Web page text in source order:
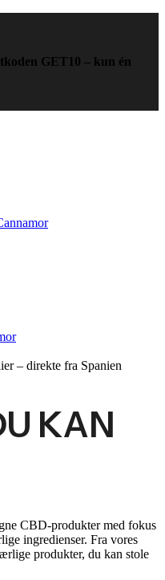
GET10 – kun én
– direkte fra Spanien
KAN
CBD-produkter med fokus
ingredienser. Fra vores
produkter, du kan stole